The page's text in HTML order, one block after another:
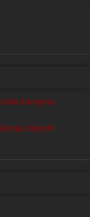
Sarajeva
slijepih